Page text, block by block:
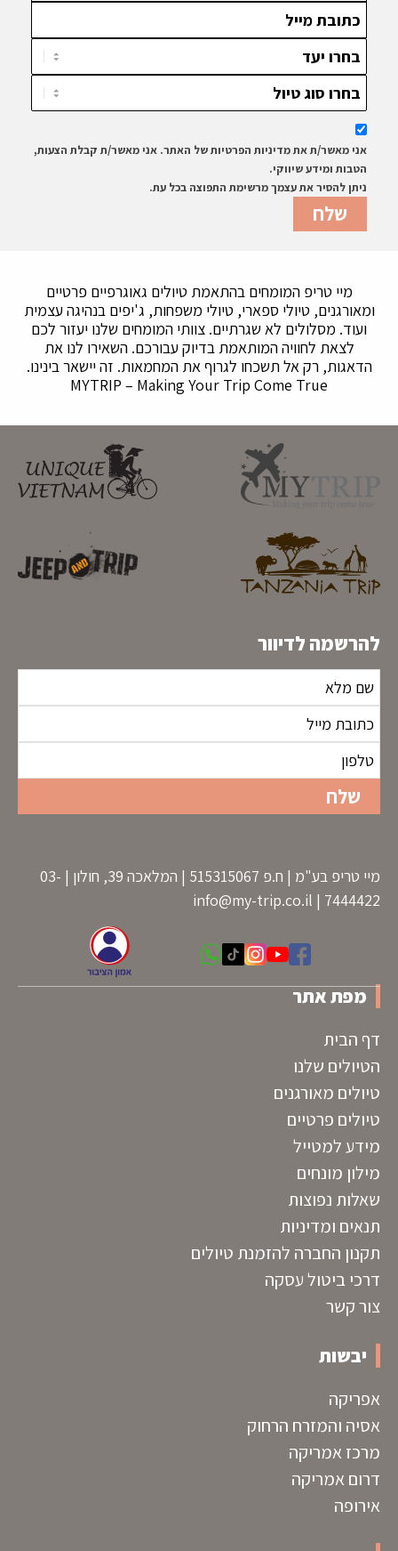
אני מאשר/ת את מדיניות הפרטיות של האתר. אני מאשר/ת קבלת הצעות,
הטבות ומידע שיווקי.
ניתן להסיר את עצמך מרשימת התפוצה בכל עת.
מיי טריפ המומחים בהתאמת טיולים גאוגרפיים פרטיים
ומאורגנים, טיולי ספארי, טיולי משפחות, ג'יפים בנהיגה עצמית
ועוד. מסלולים לא שגרתיים. צוותי המומחים שלנו יעזור לכם
לצאת לחוויה המותאמת בדיוק עבורכם. השאירו לנו את
הדאגות, רק אל תשכחו לגרוף את המחמאות. זה יישאר בינינו.
MYTRIP – Making Your Trip Come True
להרשמה לדיוור
מיי טריפ בע"מ | ח.פ 515315067 | המלאכה 39, חולון | 03-
7444422 |
info@my-trip.co.il
מפת אתר
דף הבית
הטיולים שלנו
טיולים מאורגנים
טיולים פרטיים
מידע למטייל
מילון מונחים
שאלות נפוצות
תנאים ומדיניות
תקנון החברה להזמנת טיולים
דרכי ביטול עסקה
צור קשר
יבשות
אפריקה
אסיה והמזרח הרחוק
מרכז אמריקה
דרום אמריקה
אירופה